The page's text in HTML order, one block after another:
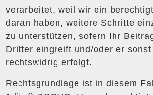
verarbeitet, weil wir ein
daran haben, weitere Schritte
zu unterstützen, sofern Ihr
Dritter eingreift und/oder er sonst
rechtswidrig erfolgt.
Rechtsgrundlage ist in diesem